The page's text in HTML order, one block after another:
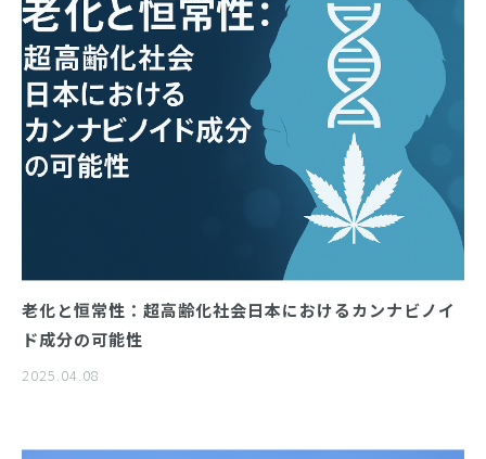
老化と恒常性：超高齢化社会日本におけるカンナビノイ
ド成分の可能性
2025.04.08